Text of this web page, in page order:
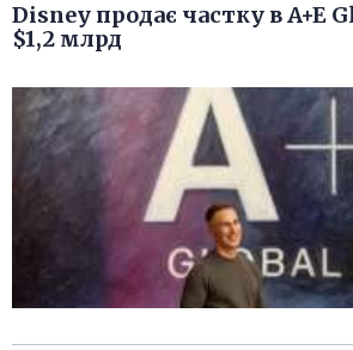
Disney продає частку в A+E
$1,2 млрд